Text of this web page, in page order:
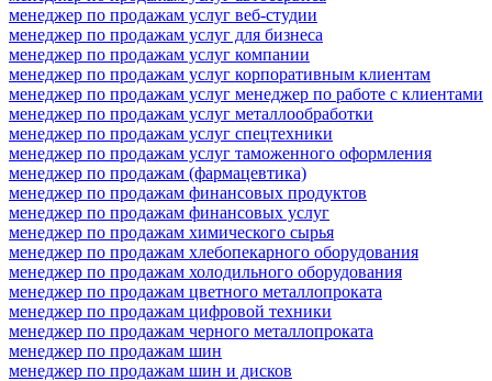
менеджер по продажам услуг веб-студии
менеджер по продажам услуг для бизнеса
менеджер по продажам услуг компании
менеджер по продажам услуг корпоративным клиентам
менеджер по продажам услуг менеджер по работе с клиентами
менеджер по продажам услуг металлообработки
менеджер по продажам услуг спецтехники
менеджер по продажам услуг таможенного оформления
менеджер по продажам (фармацевтика)
менеджер по продажам финансовых продуктов
менеджер по продажам финансовых услуг
менеджер по продажам химического сырья
менеджер по продажам хлебопекарного оборудования
менеджер по продажам холодильного оборудования
менеджер по продажам цветного металлопроката
менеджер по продажам цифровой техники
менеджер по продажам черного металлопроката
менеджер по продажам шин
менеджер по продажам шин и дисков